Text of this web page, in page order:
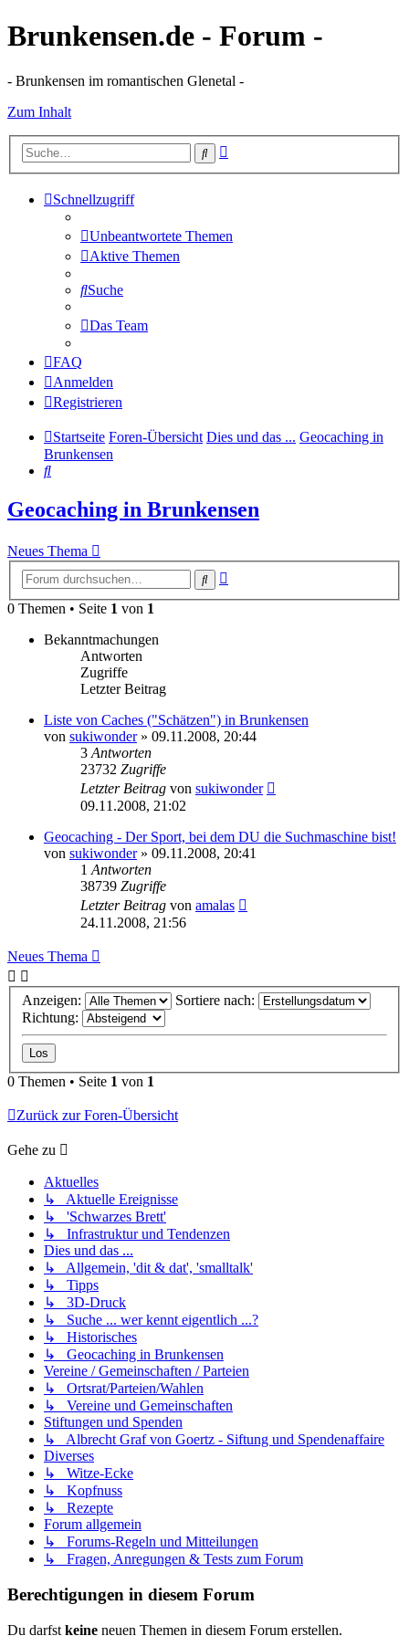
Brunkensen.de - Forum -
- Brunkensen im romantischen Glenetal -
Zum Inhalt
Suche
Schnellzugriff
Unbeantwortete Themen
Aktive Themen
Suche
Das Team
FAQ
Anmelden
Registrieren
Startseite Foren-Übersicht Dies und das ... Geocaching in
Brunkensen
Suche
Geocaching in Brunkensen
Neues Thema
Suche
0 Themen • Seite 1 von 1
Bekanntmachungen
Antworten
Zugriffe
Letzter Beitrag
Liste von Caches ("Schätzen") in Brunkensen
von sukiwonder» 09.11.2008, 20:44
3 Antworten
23732 Zugriffe
Letzter Beitrag von sukiwonder
09.11.2008, 21:02
Geocaching - Der Sport, bei dem DU die Suchmaschine bist!
von sukiwonder» 09.11.2008, 20:41
1 Antworten
38739 Zugriffe
Letzter Beitrag von amalas
24.11.2008, 21:56
Neues Thema
Anzeigen:
Sortiere nach:
Richtung:
0 Themen • Seite 1 von 1
Zurück zur Foren-Übersicht
Gehe zu
Aktuelles
↳ Aktuelle Ereignisse
↳ 'Schwarzes Brett'
↳ Infrastruktur und Tendenzen
Dies und das ...
↳ Allgemein, 'dit & dat', 'smalltalk'
↳ Tipps
↳ 3D-Druck
↳ Suche ... wer kennt eigentlich ...?
↳ Historisches
↳ Geocaching in Brunkensen
Vereine / Gemeinschaften / Parteien
↳ Ortsrat/Parteien/Wahlen
↳ Vereine und Gemeinschaften
Stiftungen und Spenden
↳ Albrecht Graf von Goertz - Siftung und Spendenaffaire
Diverses
↳ Witze-Ecke
↳ Kopfnuss
↳ Rezepte
Forum allgemein
↳ Forums-Regeln und Mitteilungen
↳ Fragen, Anregungen & Tests zum Forum
Berechtigungen in diesem Forum
Du darfst keine neuen Themen in diesem Forum erstellen.